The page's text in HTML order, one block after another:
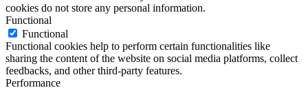
cookies do not store any personal information.
Functional
Functional
Functional cookies help to perform certain functionalities like
sharing the content of the website on social media platforms, collect
feedbacks, and other third-party features.
Performance